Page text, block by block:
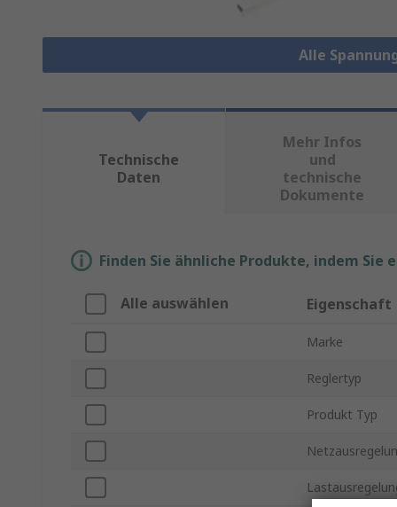
Alle
Technische
Daten
Mehr Infos
und
technische
Dokumente
Finden Sie ähnliche Produkte, indem
Alle auswählen Eigenschaft
Marke
Reglertyp
Produkt Typ